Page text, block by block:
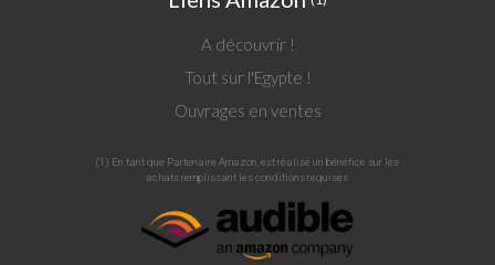
A découvrir !
Tout sur l'Egypte !
Ouvrages en ventes
(1) En tant que Partenaire Amazon, est réalisé un bénéfice sur les
achats remplissant les conditions requises.